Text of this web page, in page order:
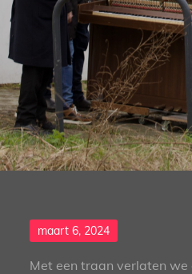
Posted
maart 6, 2024
Met een traan verlaten we